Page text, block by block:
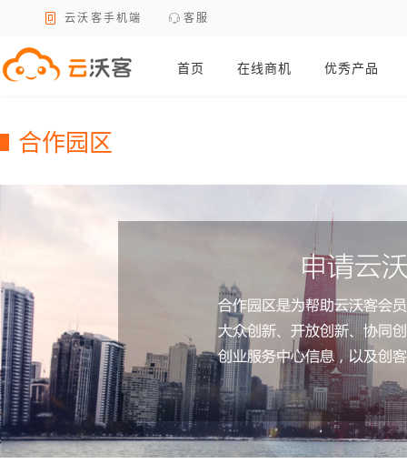
云沃客手机端 客服
首页 在线商机 优秀产品
合作园区